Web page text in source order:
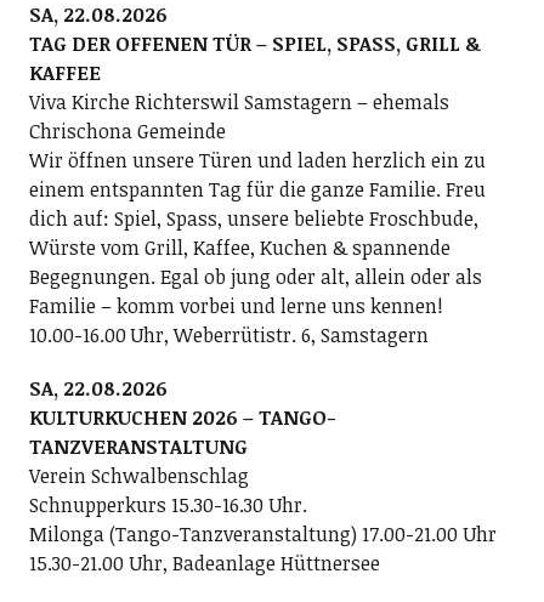
SA, 22.08.2026
TAG DER OFFENEN TÜR – SPIEL, SPASS, GRILL &
KAFFEE
Viva Kirche Richterswil Samstagern – ehemals
Chrischona Gemeinde
Wir öffnen unsere Türen und laden herzlich ein zu
einem entspannten Tag für die ganze Familie. Freu
dich auf: Spiel, Spass, unsere beliebte Froschbude,
Würste vom Grill, Kaffee, Kuchen & spannende
Begegnungen. Egal ob jung oder alt, allein oder als
Familie – komm vorbei und lerne uns kennen!
10.00-16.00 Uhr, Weberrütistr. 6, Samstagern
SA, 22.08.2026
KULTURKUCHEN 2026 – TANGO-
TANZVERANSTALTUNG
Verein Schwalbenschlag
Schnupperkurs 15.30-16.30 Uhr.
Milonga (Tango-Tanzveranstaltung) 17.00-21.00 Uhr
15.30-21.00 Uhr, Badeanlage Hüttnersee